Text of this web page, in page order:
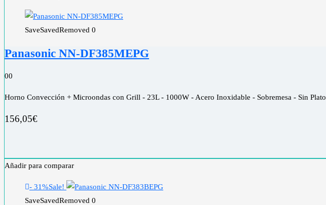
SaveSavedRemoved 0
Panasonic NN-DF385MEPG
00
Horno Convección + Microondas con Grill - 23L - 1000W - Acero Inoxidable - Sobremesa - Sin Plato
156,05€
Añadir para comparar
- 31%Sale!
SaveSavedRemoved 0